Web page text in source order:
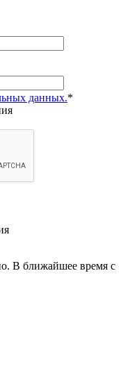
данных.*
В ближайшее время с